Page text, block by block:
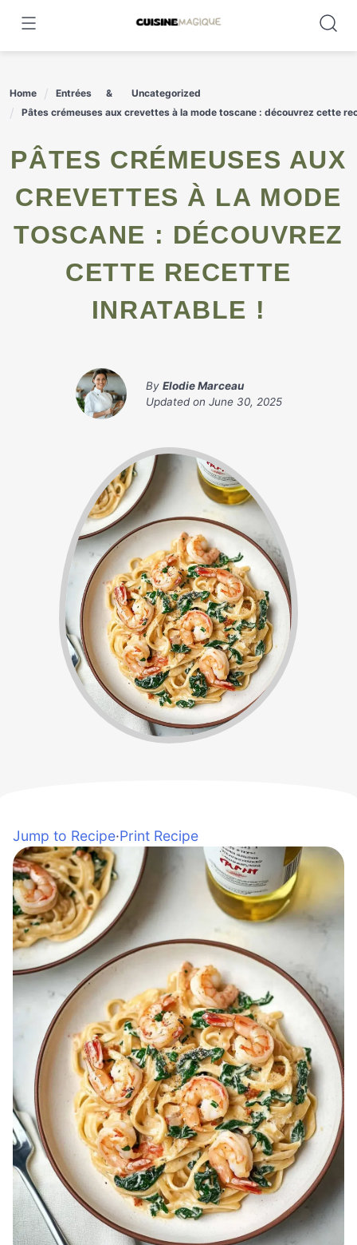
content
Home Entrées
Uncategorized
Pâtes crémeuses aux crevettes à la mode toscane : découvrez cette
PÂTES CRÉMEUSES AUX
CREVETTES À LA MODE
TOSCANE : DÉCOUVREZ
CETTE RECETTE
INRATABLE !
By Elodie Marceau
Updated on June 30, 2025
Jump to Recipe·Print Recipe